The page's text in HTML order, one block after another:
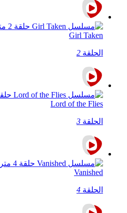
Girl Taken
الحلقة 2
Lord of the Flies
الحلقة 3
Vanished
الحلقة 4